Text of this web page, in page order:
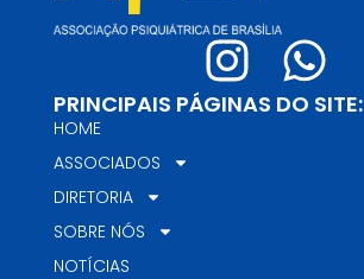
PRINCIPAIS PÁGINAS DO SITE:
HOME
ASSOCIADOS
DIRETORIA
SOBRE NÓS
NOTÍCIAS